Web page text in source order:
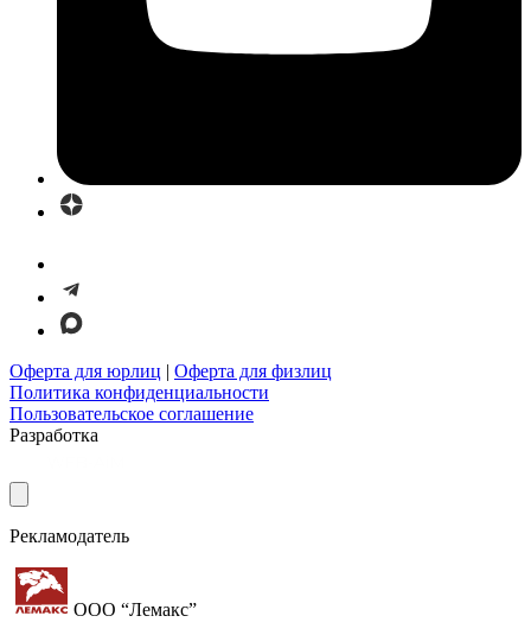
Оферта для юрлиц | Оферта для физлиц
Политика конфиденциальности
Пользовательское соглашение
Разработка
Рекламодатель
ООО “Лемакс”